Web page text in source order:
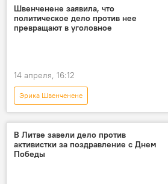
В Литве
Литва
суд
КПП "Мядининкай"
Швенченене заявила, что
политическое дело против нее
превращают в уголовное
14 апреля, 16:12
Эрика Швенченене
В Литве
активисты
Общество
В Литве завели дело против
активистки за поздравление с Днем
Победы